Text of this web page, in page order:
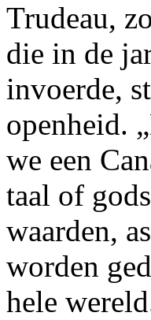
Trudeau,
die in de
invoerde,
openheid.
we een
taal of
waarden,
worden
hele